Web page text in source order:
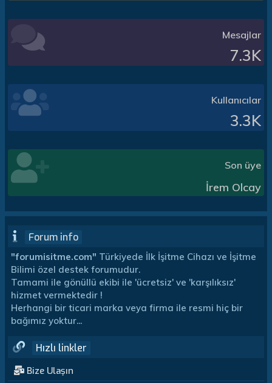
Mesajlar
7.3K
Kullanıcılar
3.3K
Son üye
İrem Olcay
Forum info
"forumisitme.com" Türkiyede İlk İşitme Cihazı ve İşitme
Bilimi özel destek forumudur.
Tamami ile gönüllü ekibi ile 'ücretsiz' ve 'karşılıksız'
hizmet vermektedir !
Herhangi bir ticari marka veya firma ile resmi hiç bir
bağımız yoktur...
Hızlı linkler
Bize Ulaşın